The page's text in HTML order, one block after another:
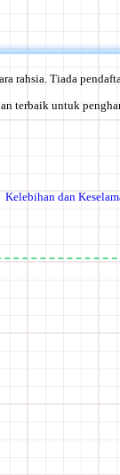
rahsia. Tiada
terbaik untuk
Kelebihan dan